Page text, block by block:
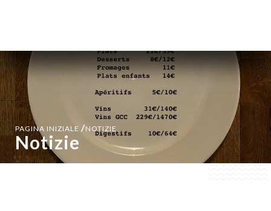
PAGINA INIZIALE /NOTIZIE
Notizie